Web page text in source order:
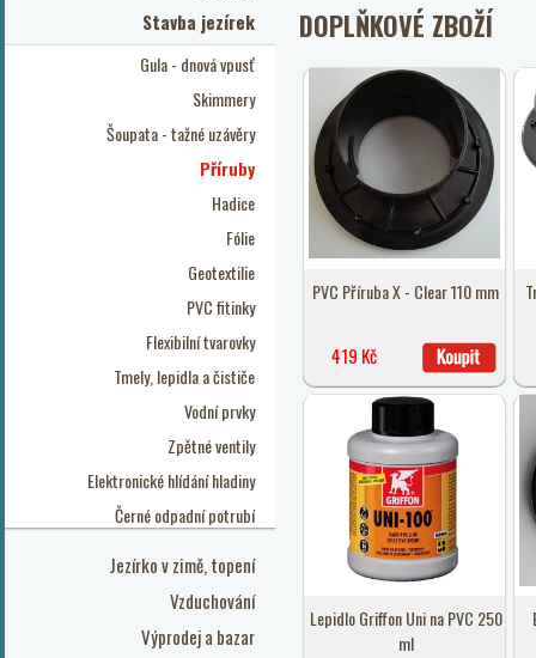
Stavba jezírek
Gula - dnová vpusť
Skimmery
Šoupata - tažné uzávěry
Příruby
Hadice
Fólie
Geotextilie
PVC fitinky
Flexibilní tvarovky
Tmely, lepidla a čističe
Vodní prvky
Zpětné ventily
Elektronické hlídání hladiny
Černé odpadní potrubí
Jezírko v zimě, topení
Vzduchování
Výprodej a bazar
DOPLŇKOVÉ ZBOŽÍ
PVC Příruba X - Clear 110 mm
419 Kč
Lepidlo Griffon Uni na PVC 250
ml